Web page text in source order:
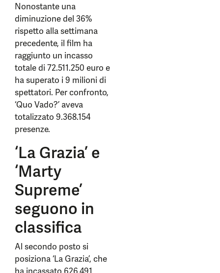
Nonostante una
diminuzione del 36%
rispetto alla settimana
precedente, il film ha
raggiunto un incasso
totale di 72.511.250 euro e
ha superato i 9 milioni di
spettatori. Per confronto,
‘Quo Vado?’ aveva
totalizzato 9.368.154
presenze.
‘La Grazia’ e
‘Marty
Supreme’
seguono in
classifica
Al secondo posto si
posiziona ‘La Grazia’, che